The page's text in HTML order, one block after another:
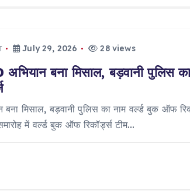
July 29, 2026 28 views
बना मिसाल, बड़वानी पुलिस का
मिसाल, बड़वानी पुलिस का नाम वर्ल्ड बुक ऑफ
में वर्ल्ड बुक ऑफ रिकॉर्ड्स टीम…